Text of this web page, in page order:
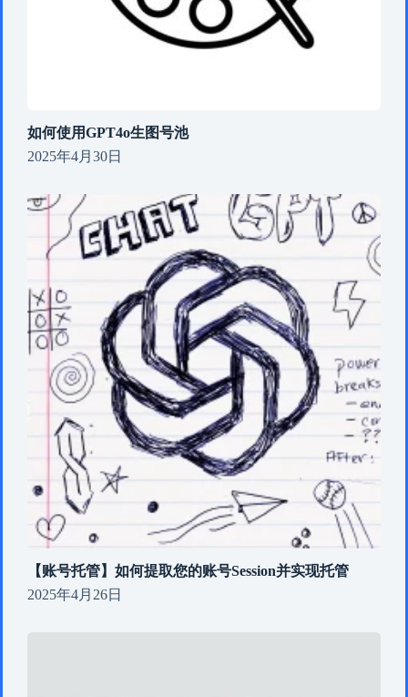
如何使用GPT4o生图号池
2025年4月30日
【账号托管】如何提取您的账号Session并实现托管
2025年4月26日